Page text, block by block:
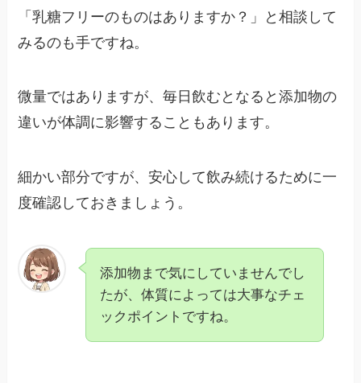
「乳糖フリーのものはありますか？」と相談して
みるのも手ですね。
微量ではありますが、毎日飲むとなると添加物の
違いが体調に影響することもあります。
細かい部分ですが、安心して飲み続けるために一
度確認しておきましょう。
添加物まで気にしていませんでし
たが、体質によっては大事なチェ
ックポイントですね。